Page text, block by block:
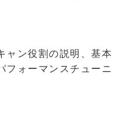
ン役割の説明、基本
フォーマンスチューニ